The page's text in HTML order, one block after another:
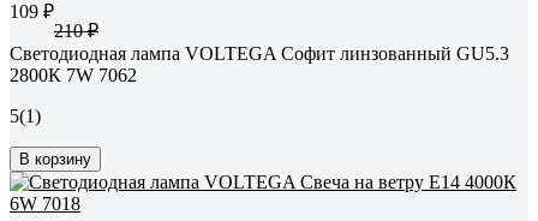
109 ₽
210 ₽
Светодиодная лампа VOLTEGA Софит линзованный GU5.3
2800К 7W 7062
5(1)
В корзину